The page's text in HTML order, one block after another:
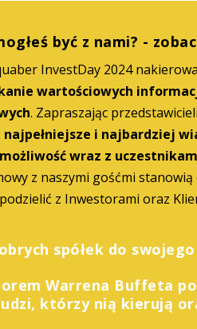
być z nami? -
InvestDay 2024
wartościowych
. Zapraszając
i najbardziej
wraz z
z naszymi gośćmi
z Inwestorami oraz
spółek do
Warrena Buffeta
którzy nią kierują